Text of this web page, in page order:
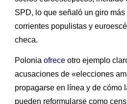
SPD, lo que señaló un giro
corrientes populistas y
checa.
Polonia ofrece otro ejemplo
acusaciones de «elecciones
propagarse en línea y de cómo
pueden reformularse como